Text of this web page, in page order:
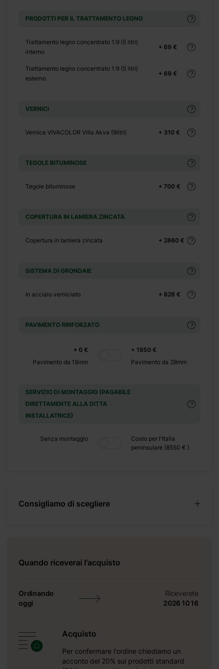
PRODOTTI PER IL TRATTAMENTO LEGNO
+ 69 €
Trattamento legno concentrato 1:9 (5 litri)
interno
+ 69 €
Trattamento legno concentrato 1:9 (5 litri)
esterno
VERNICI
+ 310 €
Vernice VIVACOLOR Villa Akva (9litri)
TEGOLE BITUMINOSE
+ 700 €
Tegole bituminose
COPERTURA IN LAMIERA ZINCATA
+ 2860 €
Copertura in lamiera zincata
SISTEMA DI GRONDAIE
+ 828 €
In acciaio verniciato
PAVIMENTO RINFORZATO
+ 0 €
Pavimento da 18mm
+ 1950 €
Pavimento da 28mm
SERVIZIO DI MONTAGGIO (PAGABILE
DIRETTAMENTE ALLA DITTA
INSTALLATRICE)
Senza montaggio
Costo per l'Italia
peninsulare (8550 € )
Consigliamo di scegliere
Quando riceverai l'acquisto
Ordinando
oggi
Riceverete
2026 10 16
Acquisto
Per confermare l'ordine chiediamo un
acconto del 20% sui prodotti standard
+ 390 €
+ 1100 €
+ 480 €
di 43 m² totali e di
di campagna o al
la tua casa in
isolamento
isolamento